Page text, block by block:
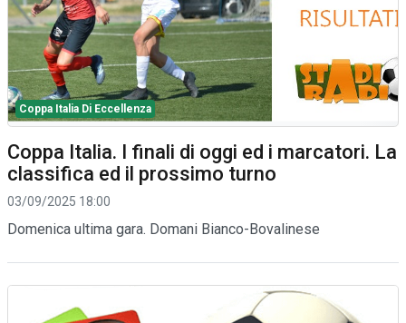
Coppa Italia Di Eccellenza
Coppa Italia. I finali di oggi ed i marcatori. La
classifica ed il prossimo turno
03/09/2025 18:00
Domenica ultima gara. Domani Bianco-Bovalinese